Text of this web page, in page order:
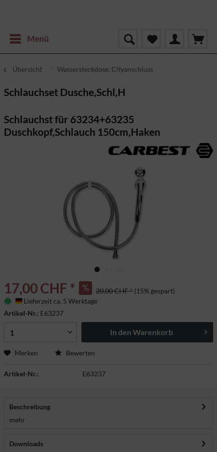
Menü
Übersicht Wassersteckdose, Cityanschluss
Schlauchset Dusche,Schl,H
Schlauchst für 63234+63235
Duschkopf,Schlauch 150cm,Haken
17,00 CHF * 20,00 CHF * (15% gespart)
Deutschland
Lieferzeit ca. 5 Werktage
Artikel-Nr.: E63237
In den Warenkorb
Merken Bewerten
Artikel-Nr.: E63237
Beschreibung
mehr
Downloads